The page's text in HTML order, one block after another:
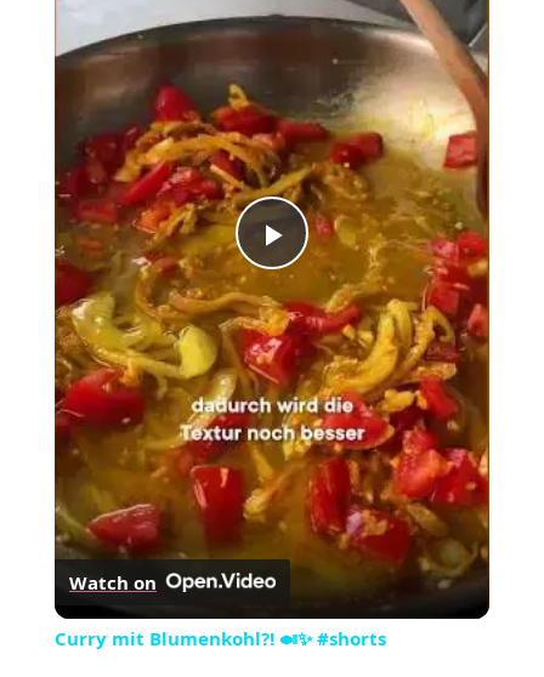
Play
Video
Watch on
Curry mit Blumenkohl?! 🍛✨ #shorts